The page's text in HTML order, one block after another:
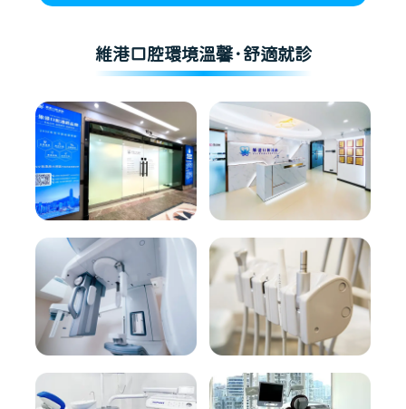
維港口腔環境溫馨·舒適就診